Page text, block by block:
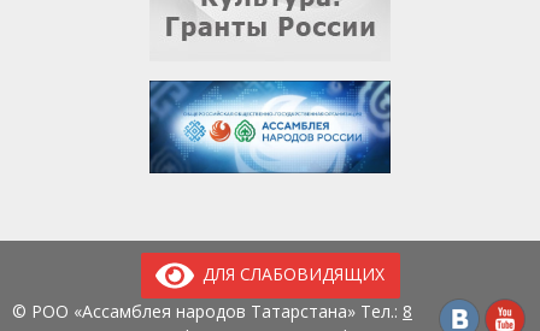
ДЛЯ СЛАБОВИДЯЩИХ
© РОО «Ассамблея народов Татарстана» Тел.: 8